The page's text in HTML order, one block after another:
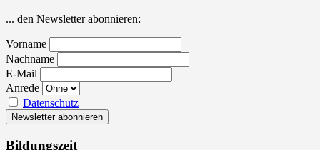
... den Newsletter abonnieren:
Vorname
Nachname
E-Mail
Anrede
Datenschutz
Bildungszeit